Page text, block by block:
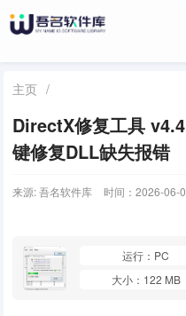
主页 /
DirectX修复工具
键修复DLL缺失报错
来源: 吾名软件库 时间：2026-06-
运行：PC
大小：122 MB